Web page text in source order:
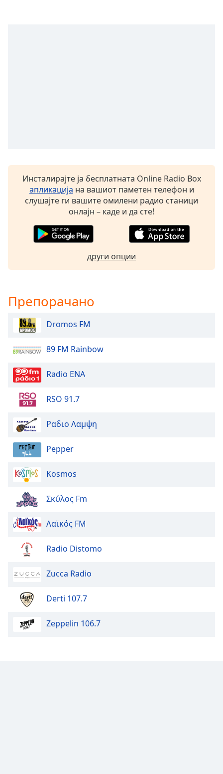
Opacity
Background
Color
Opacity
Font
Size
Edge
Style
Family
Reset
Done
Close
dialog
Инсталирајте ја бесплатната Online Radio Box
апликација на вашиот паметен телефон и
слушајте ги вашите омилени радио станици
онлајн – каде и да сте!
други опции
Препорачано
Dromos FM
89 FM Rainbow
Radio ENA
RSO 91.7
Ραδιο Λαμψη
Pepper
Kosmos
Σκύλος Fm
Λαϊκός FM
Radio Distomo
Zucca Radio
Derti 107.7
Zeppelin 106.7